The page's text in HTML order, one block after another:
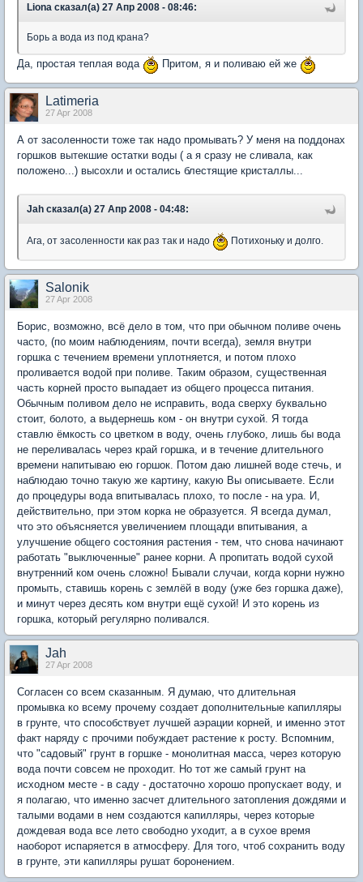
Liona сказал(а) 27 Апр 2008 - 08:46:
Борь а вода из под крана?
Да, простая теплая вода Притом, я и поливаю ей же
Latimeria
27 Apr 2008
А от засоленности тоже так надо промывать? У меня на поддонах
горшков вытекшие остатки воды ( а я сразу не сливала, как
положено...) высохли и остались блестящие кристаллы...
Jah сказал(а) 27 Апр 2008 - 04:48:
Ага, от засоленности как раз так и надо Потихоньку и долго.
Salonik
27 Apr 2008
Борис, возможно, всё дело в том, что при обычном поливе очень
часто, (по моим наблюдениям, почти всегда), земля внутри
горшка с течением времени уплотняется, и потом плохо
проливается водой при поливе. Таким образом, существенная
часть корней просто выпадает из общего процесса питания.
Обычным поливом дело не исправить, вода сверху буквально
стоит, болото, а выдернешь ком - он внутри сухой. Я тогда
ставлю ёмкость со цветком в воду, очень глубоко, лишь бы вода
не переливалась через край горшка, и в течение длительного
времени напитываю ею горшок. Потом даю лишней воде стечь, и
наблюдаю точно такую же картину, какую Вы описываете. Если
до процедуры вода впитывалась плохо, то после - на ура. И,
действительно, при этом корка не образуется. Я всегда думал,
что это объясняется увеличением площади впитывания, а
улучшение общего состояния растения - тем, что снова начинают
работать "выключенные" ранее корни. А пропитать водой сухой
внутренний ком очень сложно! Бывали случаи, когда корни нужно
промыть, ставишь корень с землёй в воду (уже без горшка даже),
и минут через десять ком внутри ещё сухой! И это корень из
горшка, который регулярно поливался.
Jah
27 Apr 2008
Согласен со всем сказанным. Я думаю, что длительная
промывка ко всему прочему создает дополнительные капилляры
в грунте, что способствует лучшей аэрации корней, и именно этот
факт наряду с прочими побуждает растение к росту. Вспомним,
что "садовый" грунт в горшке - монолитная масса, через которую
вода почти совсем не проходит. Но тот же самый грунт на
исходном месте - в саду - достаточно хорошо пропускает воду, и
я полагаю, что именно засчет длительного затопления дождями и
талыми водами в нем создаются капилляры, через которые
дождевая вода все лето свободно уходит, а в сухое время
наоборот испаряется в атмосферу. Для того, чтоб сохранить воду
в грунте, эти капилляры рушат боронением.